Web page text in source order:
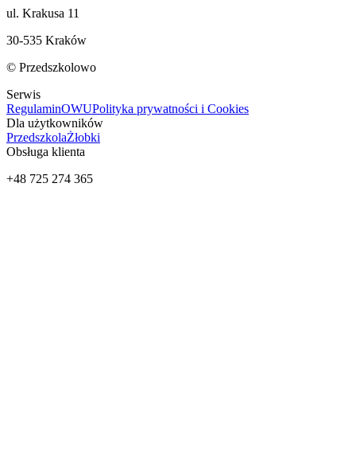
ul. Krakusa 11
30-535 Kraków
© Przedszkolowo
Serwis
RegulaminOWUPolityka prywatności i Cookies
Dla użytkowników
PrzedszkolaŻłobki
Obsługa klienta
+48 725 274 365